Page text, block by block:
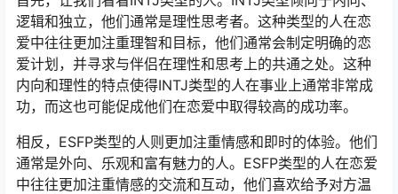
逻辑和独立，他们通常是理性思考者。这种类型的人在恋
爱中往往更加注重理智和目标，他们通常会制定明确的恋
爱计划，并寻求与伴侣在理性和思考上的共通之处。这种
内向和理性的特点使得INTJ类型的人在事业上通常非常成
功，而这也可能促成他们在恋爱中取得较高的成功率。
相反，ESFP类型的人则更加注重情感和即时的体验。他们
通常是外向、乐观和富有魅力的人。ESFP类型的人在恋爱
中往往更加注重情感的交流和互动，他们喜欢给予对方温